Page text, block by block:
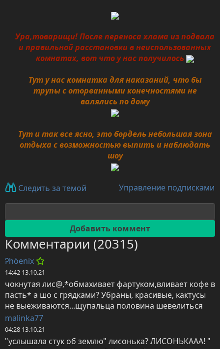
Ура,товарищи! После переноса хлама из подвала
и правильной расстановки в неиспользованных
комнатах, вот что у нас получилось
Тут у нас комнатка для наказаний, что бы
трупы с оторванными конечностями не
валялись по дому
Тут и так все ясно, этобордельнебольшая зона
отдыха с возможностью выпить и наблюдать
шоу
Следить за темой Управление подписками
Комментарии (20315)
Ꭾhöenix
14:42 13.10.21
чокнутая лис@,*обмахивает фартуком,вливает кофе в
пасть* а шо с грядками? Убраны, красивые, кактусы
не выеживаются...щупальца половина шевелиться
malinka77
04:28 13.10.21
"услышала стук об землю" лисонька? ЛИСОНЬКААА! "